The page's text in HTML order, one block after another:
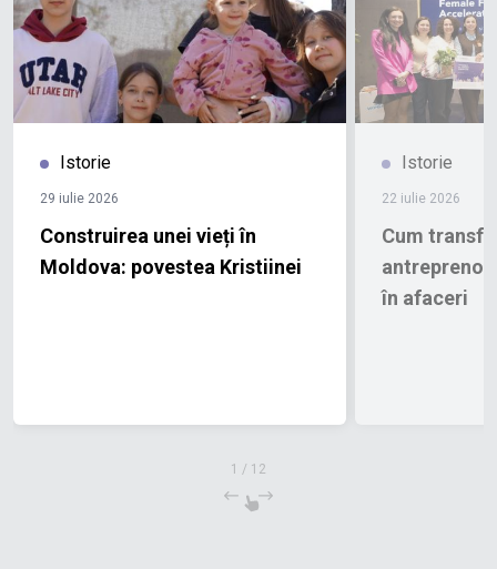
Istorie
29 iulie 2026
Construirea unei vieți în
Moldova: povestea Kristiinei
Istorie
22 iulie 2026
Cum
în afaceri
1 / 12